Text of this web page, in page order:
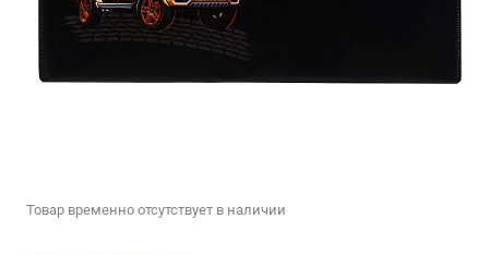
Товар временно отсутствует в наличии